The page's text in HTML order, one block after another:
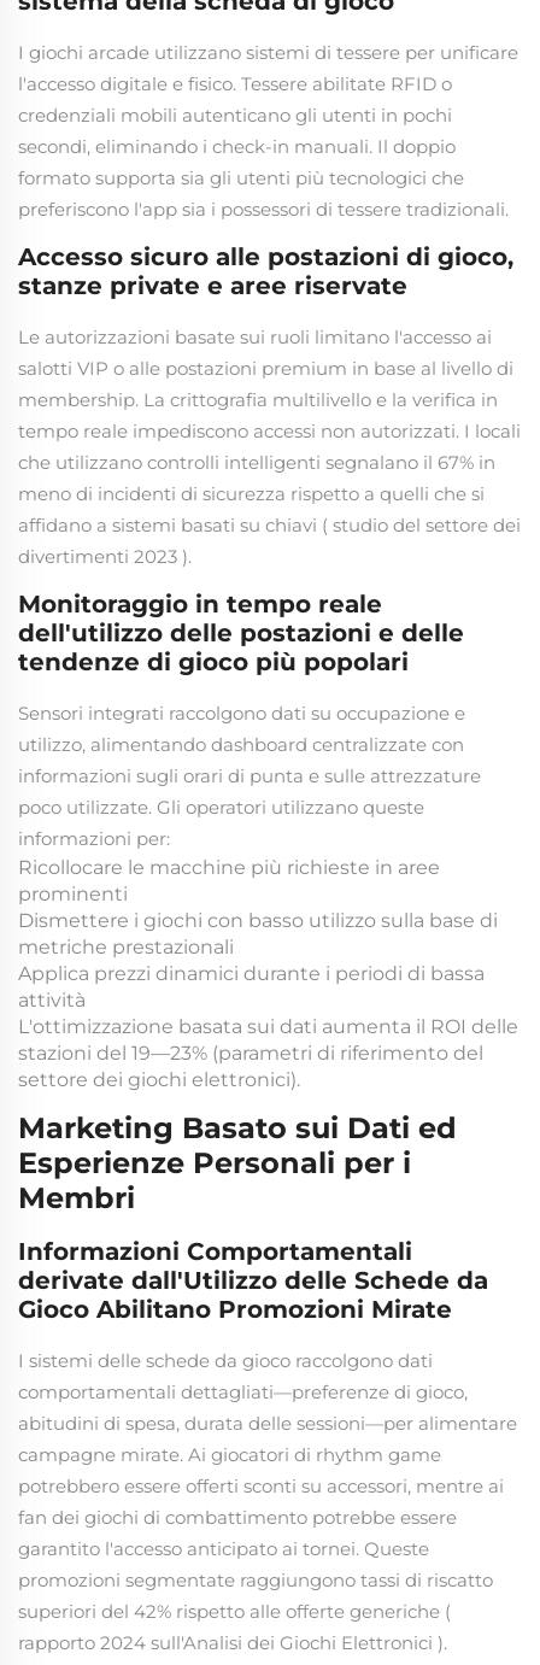
I giochi arcade utilizzano sistemi di tessere per unificare
l'accesso digitale e fisico. Tessere abilitate RFID o
credenziali mobili autenticano gli utenti in pochi
secondi, eliminando i check-in manuali. Il doppio
formato supporta sia gli utenti più tecnologici che
preferiscono l'app sia i possessori di tessere tradizionali.
Accesso sicuro alle postazioni di gioco,
stanze private e aree riservate
Le autorizzazioni basate sui ruoli limitano l'accesso ai
salotti VIP o alle postazioni premium in base al livello di
membership. La crittografia multilivello e la verifica in
tempo reale impediscono accessi non autorizzati. I locali
che utilizzano controlli intelligenti segnalano il 67% in
meno di incidenti di sicurezza rispetto a quelli che si
affidano a sistemi basati su chiavi ( studio del settore dei
divertimenti 2023 ).
Monitoraggio in tempo reale
dell'utilizzo delle postazioni e delle
tendenze di gioco più popolari
Sensori integrati raccolgono dati su occupazione e
utilizzo, alimentando dashboard centralizzate con
informazioni sugli orari di punta e sulle attrezzature
poco utilizzate. Gli operatori utilizzano queste
informazioni per:
Ricollocare le macchine più richieste in aree
prominenti
Dismettere i giochi con basso utilizzo sulla base di
metriche prestazionali
Applica prezzi dinamici durante i periodi di bassa
attività
L'ottimizzazione basata sui dati aumenta il ROI delle
stazioni del 19—23% (parametri di riferimento del
settore dei giochi elettronici).
Marketing Basato sui Dati ed
Esperienze Personali per i
Membri
Informazioni Comportamentali
derivate dall'Utilizzo delle Schede da
Gioco Abilitano Promozioni Mirate
I sistemi delle schede da gioco raccolgono dati
comportamentali dettagliati—preferenze di gioco,
abitudini di spesa, durata delle sessioni—per alimentare
campagne mirate. Ai giocatori di rhythm game
potrebbero essere offerti sconti su accessori, mentre ai
fan dei giochi di combattimento potrebbe essere
garantito l'accesso anticipato ai tornei. Queste
promozioni segmentate raggiungono tassi di riscatto
superiori del 42% rispetto alle offerte generiche (
rapporto 2024 sull'Analisi dei Giochi Elettronici ).